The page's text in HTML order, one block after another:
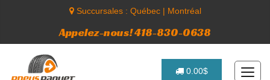
Succursales : Québec| Montréal
Appelez-nous! 418-830-0638
0.00$